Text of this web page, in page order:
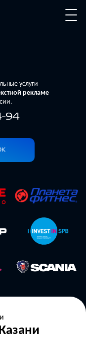
услуги
рекламе
94